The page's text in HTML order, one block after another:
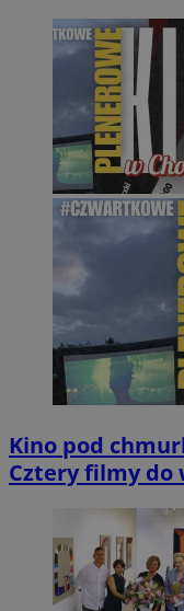
Kino pod
Cztery filmy do